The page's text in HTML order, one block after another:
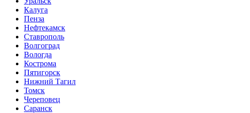
Калуга
Пенза
Нефтекамск
Ставрополь
Волгоград
Вологда
Кострома
Пятигорск
Нижний Тагил
Томск
Череповец
Саранск